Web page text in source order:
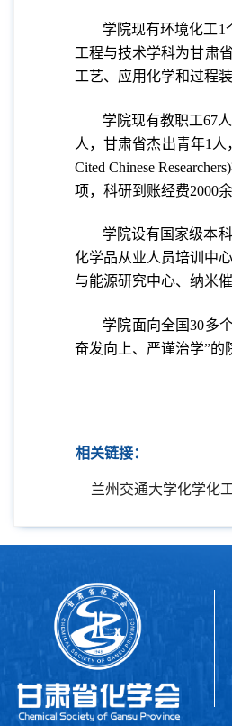
学院现有环境化工1
工程与技术学科为甘肃
工艺、应用化学和过程
学院现有教职工67
人，甘肃省杰出青年1
Cited Chinese
项，科研到账经费2000
学院设有国家级本
化学品从业人员培训中
与能源研究中心、纳米
学院面向全国30多
奋发向上、严谨治学”的
相关链接：
兰州交通大学化学化